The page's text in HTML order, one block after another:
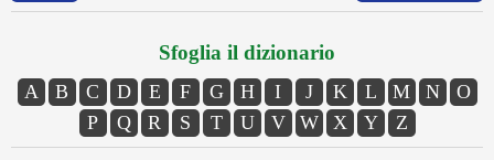
Sfoglia il dizionario
A B C D E F G H I J K L M N
O
P
Q R S T U V W X Y Z